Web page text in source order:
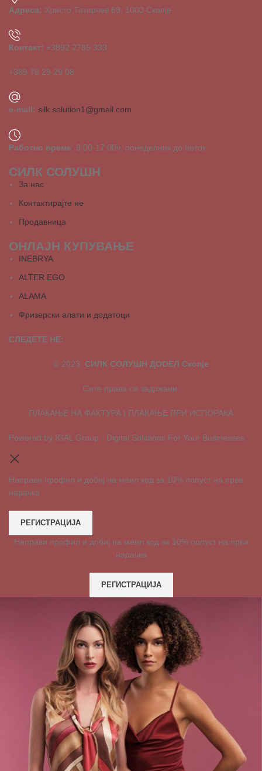
Адреса: Христо Татарчев 69, 1000 Скопје
Контакт: +3892 2785 333
+389 78 29 29 08
e-mail: silk.solution1@gmail.com
Работно време: 9.00-17.00ч, понеделник до петок
СИЛК СОЛУШН
За нас
Контактирајте не
Продавница
ОНЛАЈН КУПУВАЊЕ
INEBRYA
ALTER EGO
ALAMA
Фризерски алати и додатоци
СЛЕДЕТЕ НЕ:
© 2023, СИЛК СОЛУШН ДООЕЛ Скопје
Сите права се задржани.
ПЛАЌАЊЕ НА ФАКТУРА | ПЛАЌАЊЕ ПРИ ИСПОРАКА
Powered by IGAL Group - Digital Solutions For Your Businesses.
Направи профил и добиј на меил код за 10% попуст на прва
нарачка
РЕГИСТРАЦИЈА
Направи профил и добиј на меил код за 10% попуст на прва
нарачка
РЕГИСТРАЦИЈА